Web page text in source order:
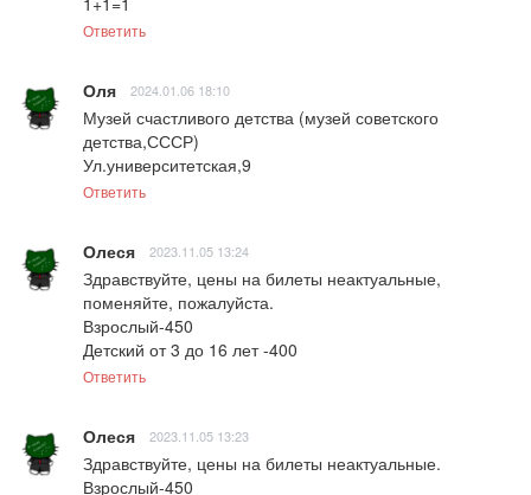
Ответить
Оля 2024.01.06 18:10
Музей счастливого детства (музей советского
детства,СССР)
Ул.университетская,9
Ответить
Олеся 2023.11.05 13:24
Здравствуйте, цены на билеты неактуальные,
поменяйте, пожалуйста.
Взрослый-450
Детский от 3 до 16 лет -400
Ответить
Олеся 2023.11.05 13:23
Здравствуйте, цены на билеты неактуальные.
Взрослый-450